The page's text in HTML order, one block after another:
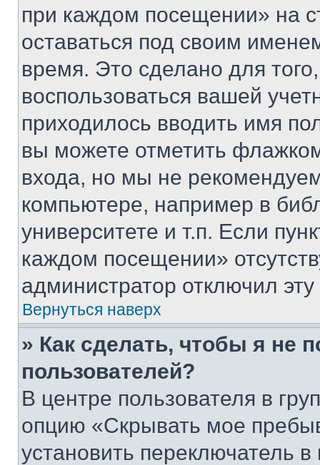
при каждом посещении» на
оставаться под своим
время. Это сделано для
воспользоваться вашей
приходилось вводить имя
вы можете отметить
входа, но мы не
компьютере, например в
университете и т.п. Если
каждом посещении»
администратор отключил
Вернуться наверх
» Как сделать, чтобы я не
пользователей?
В центре пользователя в
опцию «Скрывать мое
установить переключатель